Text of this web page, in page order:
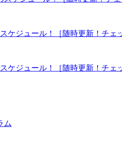
ケジュール！［随時更新！チェ
ケジュール！［随時更新！チェ